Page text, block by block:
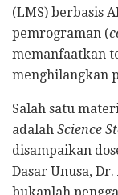
(LMS) berbasis
pemrograman (
memanfaatkan
menghilangkan
Salah satu
adalah Science
disampaikan
Dasar Unusa,